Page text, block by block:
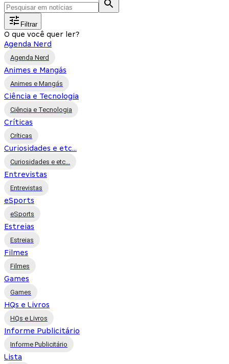
Filtrar
O que você quer ler?
Agenda Nerd
Agenda Nerd
Animes e Mangás
Animes e Mangás
Ciência e Tecnologia
Ciência e Tecnologia
Críticas
Críticas
Curiosidades e etc...
Curiosidades e etc...
Entrevistas
Entrevistas
eSports
eSports
Estreias
Estreias
Filmes
Filmes
Games
Games
HQs e Livros
HQs e Livros
Informe Publicitário
Informe Publicitário
Lista